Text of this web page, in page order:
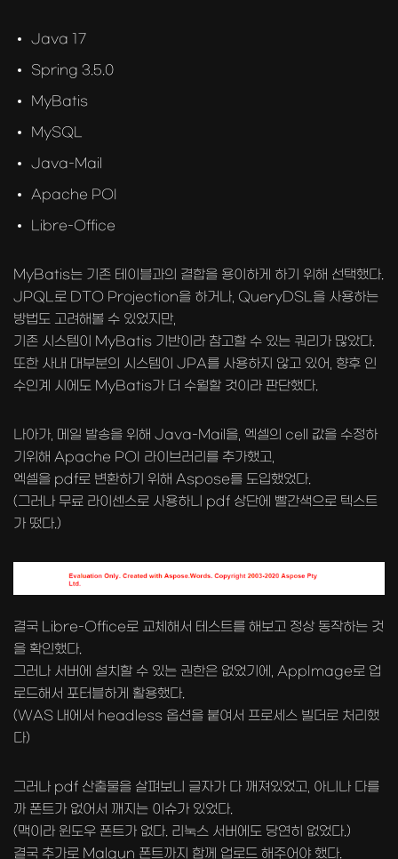
Java 17
Spring 3.5.0
MyBatis
MySQL
Java-Mail
Apache POI
Libre-Office
MyBatis는 기존 테이블과의 결합을 용이하게 하기 위해 선택했다.
JPQL로 DTO Projection을 하거나, QueryDSL을 사용하는
방법도 고려해볼 수 있었지만,
기존 시스템이 MyBatis 기반이라 참고할 수 있는 쿼리가 많았다.
또한 사내 대부분의 시스템이 JPA를 사용하지 않고 있어, 향후 인
수인계 시에도 MyBatis가 더 수월할 것이라 판단했다.
나아가, 메일 발송을 위해 Java-Mail을, 엑셀의 cell 값을 수정하
기위해 Apache POI 라이브러리를 추가했고,
엑셀을 pdf로 변환하기 위해 Aspose를 도입했었다.
(그러나 무료 라이센스로 사용하니 pdf 상단에 빨간색으로 텍스트
가 떴다.)
결국 Libre-Office로 교체해서 테스트를 해보고 정상 동작하는 것
을 확인했다.
그러나 서버에 설치할 수 있는 권한은 없었기에, AppImage로 업
로드해서 포터블하게 활용했다.
(WAS 내에서 headless 옵션을 붙여서 프로세스 빌더로 처리했
다)
그러나 pdf 산출물을 살펴보니 글자가 다 깨져있었고, 아니나 다를
까 폰트가 없어서 깨지는 이슈가 있었다.
(맥이라 윈도우 폰트가 없다. 리눅스 서버에도 당연히 없었다.)
결국 추가로 Malgun 폰트까지 함께 업로드 해주어야 했다.